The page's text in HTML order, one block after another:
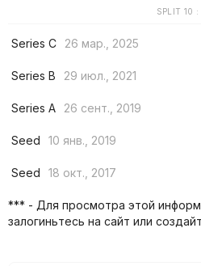
SPLIT 10 :
Series C
26 мар., 2025
Series B
29 июл., 2021
Series A
26 сент., 2019
Seed
10 янв., 2019
Seed
18 окт., 2017
*** - Для просмотра этой
залогиньтесь на сайт или